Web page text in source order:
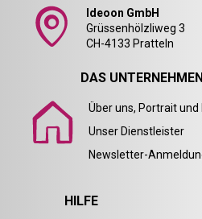
Ideoon GmbH
Grüssenhölzliweg 3
CH-4133 Pratteln
DAS
Über uns, Portrait und
Unser Dienstleister
Newsletter-
HILFE